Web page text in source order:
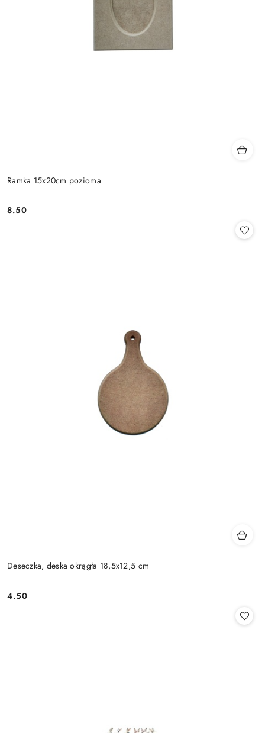
Ramka 15x20cm pozioma
Cena:
8.50
Deseczka, deska okrągła 18,5x12,5 cm
Cena:
4.50